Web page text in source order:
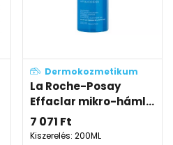
Dermokozmetikum
La Roche-Posay
Effaclar mikro-háml...
7 071 Ft
Kiszerelés: 200ML